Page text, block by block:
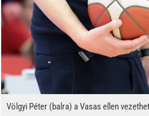
Völgyi Péter (balra) a Vasas ellen